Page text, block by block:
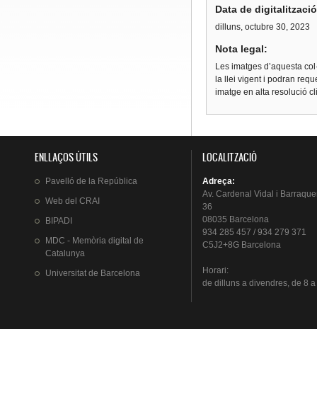
Data de
dilluns, octubre 30, 2023
Nota legal:
Les imatges d’aquesta
la llei vigent i podran
imatge en alta resolució
ENLLAÇOS ÚTILS
Pavelló de la República
Web del CRAI
BIPADI
MDC - Memòria digital de
Catalunya
Universitat de Barcelona
LOCALITZACIÓ
Adreça:
Av. Cardenal Vidal i
36
08035 Barcelona
934 285 457 / 934 279 371
C5J2+8G Barcelona
Horari:
de dillunsa divendres, de 8